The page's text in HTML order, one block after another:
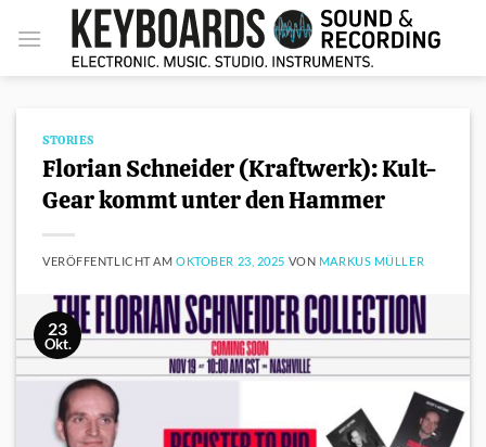
Inhalt
STORIES
Florian Schneider (Kraftwerk): Kult-
Gear kommt unter den Hammer
VERÖFFENTLICHT AMOKTOBER 23, 2025 VON MARKUS MÜLLER
23
Okt.